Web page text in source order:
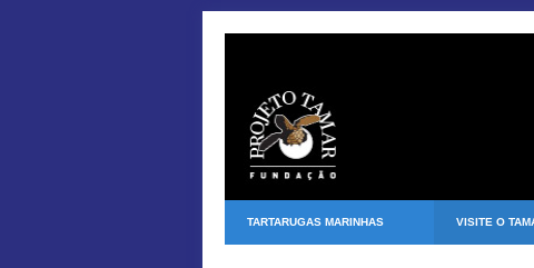
TARTARUGAS MARINHAS VISITE O